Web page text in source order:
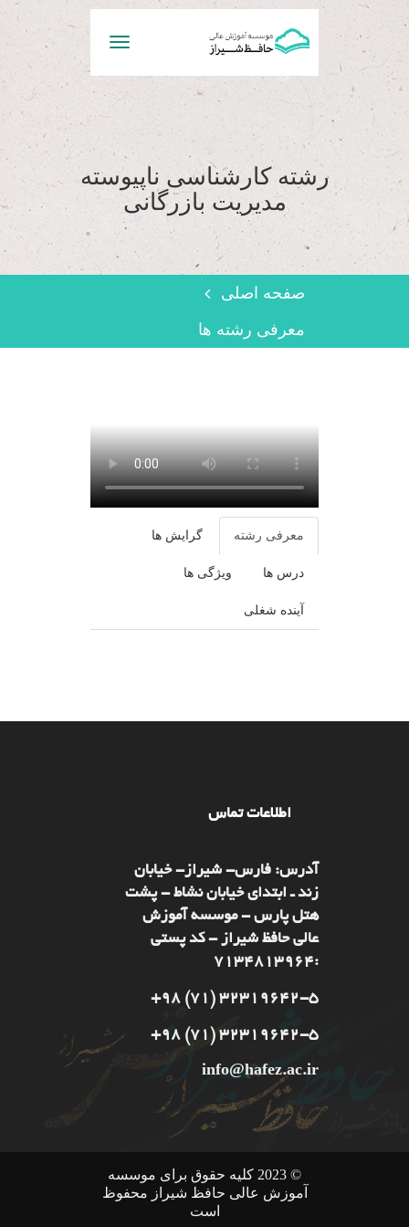
Toggle
navigation
رشته کارشناسی ناپیوسته
مدیریت بازرگانی
صفحه اصلی
معرفی رشته ها
معرفی رشته گرایش ها
درس ها ویژگی ها
آینده شغلی
اطلاعات تماس
آدرس: فارس- شيراز- خیابان
زند ـ ابتدای خیابان نشاط - پشت
هتل پارس - موسسه آموزش
عالی حافظ شیراز - کد پستی
:7134813964
32319642-5 (71) 98+
32319642-5 (71) 98+
info@hafez.ac.ir
© 2023 کلیه حقوق برای موسسه
آموزش عالی حافظ شیراز محفوظ
است